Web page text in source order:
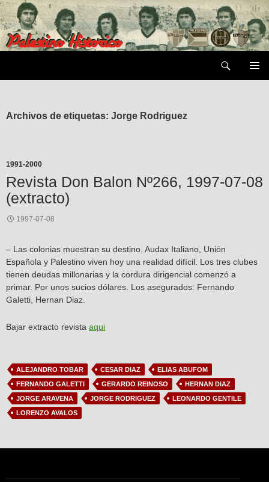
Saltar
al
contenido
Archivos de etiquetas: Jorge Rodriguez
1991-2000
Revista Don Balon Nº266, 1997-07-08
(extracto)
1997-07-08
– Las colonias muestran su destino. Audax Italiano, Unión
Española y Palestino viven hoy una realidad difícil. Los tres clubes
tienen deudas millonarias y la cordura dirigencial comenzó a
primar. Por unos sucios dólares. Los asegurados: Fernando
Galetti, Hernan Diaz.
Bajar extracto revista aqui
ALEJANDRO TOBAR CESAR DIAZ
ELIAS ABUFOM
FERNANDO GALETTI
GERARDO REINOSO
HERNAN DIAZ
JORGE ARAVENA
JORGE RODRIGUEZ
LEONARDO GENTILE
LORENZO AVALOS